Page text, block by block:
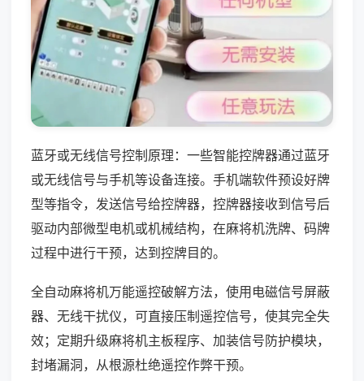
蓝牙或无线信号控制原理：一些智能控牌器通过蓝牙
或无线信号与手机等设备连接。手机端软件预设好牌
型等指令，发送信号给控牌器，控牌器接收到信号后
驱动内部微型电机或机械结构，在麻将机洗牌、码牌
过程中进行干预，达到控牌目的。
全自动麻将机万能遥控破解方法，使用电磁信号屏蔽
器、无线干扰仪，可直接压制遥控信号，使其完全失
效；定期升级麻将机主板程序、加装信号防护模块，
封堵漏洞，从根源杜绝遥控作弊干预。